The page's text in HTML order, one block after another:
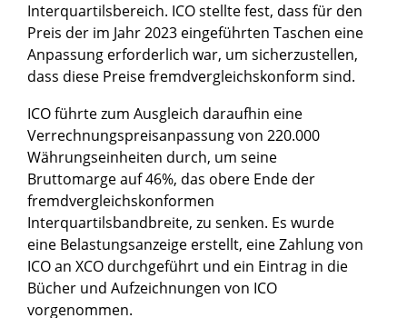
Interquartilsbereich. ICO stellte fest, dass für den
Preis der im Jahr 2023 eingeführten Taschen eine
Anpassung erforderlich war, um sicherzustellen,
dass diese Preise fremdvergleichskonform sind.
ICO führte zum Ausgleich daraufhin eine
Verrechnungspreisanpassung von 220.000
Währungseinheiten durch, um seine
Bruttomarge auf 46%, das obere Ende der
fremdvergleichskonformen
Interquartilsbandbreite, zu senken. Es wurde
eine Belastungsanzeige erstellt, eine Zahlung von
ICO an XCO durchgeführt und ein Eintrag in die
Bücher und Aufzeichnungen von ICO
vorgenommen.